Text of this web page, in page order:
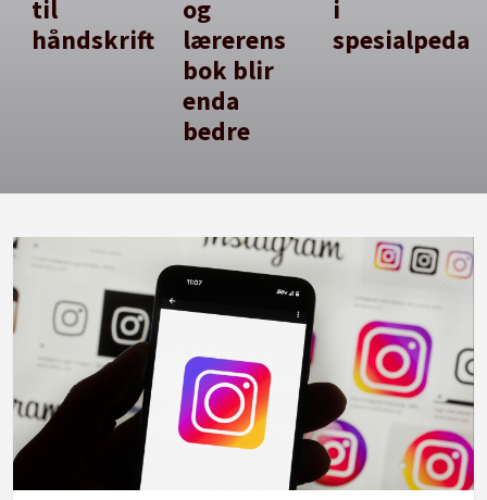
til
håndskrift
og
lærerens
bok blir
enda
bedre
i